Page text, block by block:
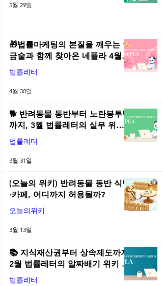
5월 29일
🎁법률마케팅의 본질을 깨우는 연
금술과 함께 찾아온 네플라 4월
법률레터
법률레터
4월 30일
🐕 반려동물 동반부터 노란봉투법
까지, 3월 법률레터의 실무 위키
총정리! | 2026년 3월 네플라 법률
레터
법률레터
3월 31일
(오늘의 위키) 반려동물 동반 식당
·카페, 어디까지 허용될까?
오늘의위키
3월 13일
📚 지식재산권부터 상속제도까지,
2월 법률레터의 알짜배기 위키 모
음! | 2026년 2월 네플라 법률레터
법률레터